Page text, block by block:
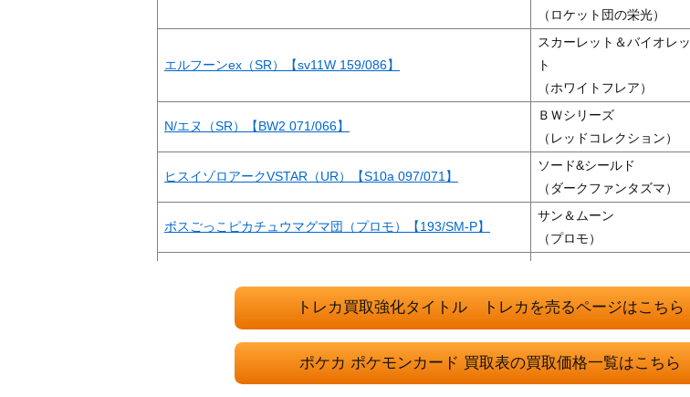
（ロケット団の栄光）
エルフーンex（SR）【sv11W 159/086】
スカーレット＆バイオレッ
ト
（ホワイトフレア）
N/エヌ（SR）【BW2 071/066】
ＢＷシリーズ
（レッドコレクション）
ヒスイゾロアークVSTAR（UR）【S10a 097/071】
ソード&シールド
（ダークファンタズマ）
ボスごっこピカチュウマグマ団（プロモ）【193/SM-P】
サン＆ムーン
（プロモ）
（バンデットリング）
エンテイ（プレミアムファイル3 ）【neoP3】
neoシリーズ
エーフィV（SR/sa)【S6a 081/069】
ソード＆シールド
（イーブイヒーローズ）
トレカ買取強化タイトル トレカを売るページはこちら
ポケカ ポケモンカード 買取表の買取価格一覧はこちら